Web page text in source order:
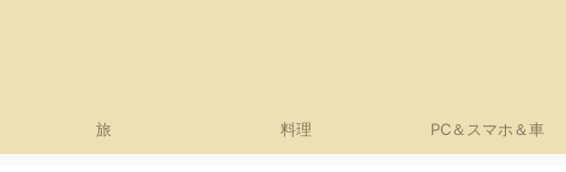
旅 料理 PC＆スマホ＆車